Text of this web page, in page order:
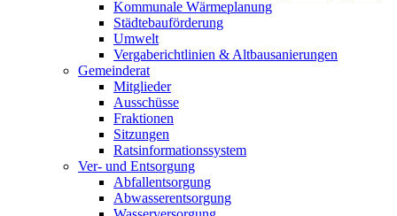
Kommunale Wärmeplanung
Städtebauförderung
Umwelt
Vergaberichtlinien & Altbausanierungen
Gemeinderat
Mitglieder
Ausschüsse
Fraktionen
Sitzungen
Ratsinformationssystem
Ver- und Entsorgung
Abfallentsorgung
Abwasserentsorgung